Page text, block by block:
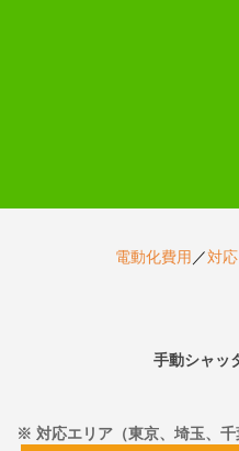
電動化費用 ／対
手動シャッ
※ 対応エリア（東京、埼玉、千